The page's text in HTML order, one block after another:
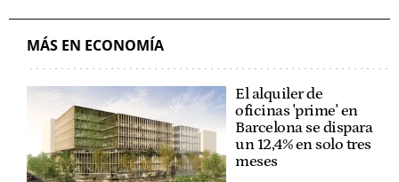
MÁS EN ECONOMÍA
El alquiler de
oficinas 'prime' en
Barcelona se dispara
un 12,4% en solo tres
meses